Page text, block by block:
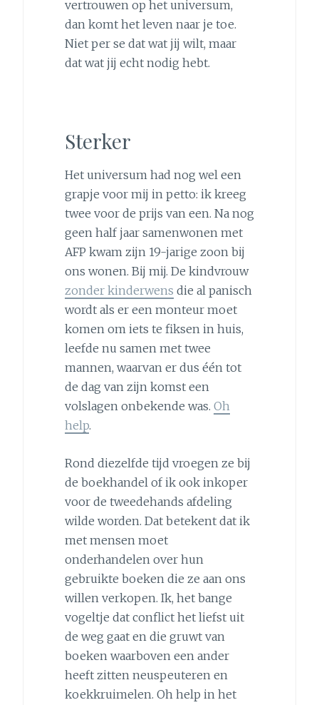
vertrouwen op het universum,
dan komt het leven naar je toe.
Niet per se dat wat jij wilt, maar
dat wat jij echt nodig hebt.
Sterker
Het universum had nog wel een
grapje voor mij in petto: ik kreeg
twee voor de prijs van een. Na nog
geen half jaar samenwonen met
AFP kwam zijn 19-jarige zoon bij
ons wonen. Bij mij. De kindvrouw
zonder kinderwens die al panisch
wordt als er een monteur moet
komen om iets te fiksen in huis,
leefde nu samen met twee
mannen, waarvan er dus één tot
de dag van zijn komst een
volslagen onbekende was. Oh
help.
Rond diezelfde tijd vroegen ze bij
de boekhandel of ik ook inkoper
voor de tweedehands afdeling
wilde worden. Dat betekent dat ik
met mensen moet
onderhandelen over hun
gebruikte boeken die ze aan ons
willen verkopen. Ik, het bange
vogeltje dat conflict het liefst uit
de weg gaat en die gruwt van
boeken waarboven een ander
heeft zitten neuspeuteren en
koekkruimelen. Oh help in het